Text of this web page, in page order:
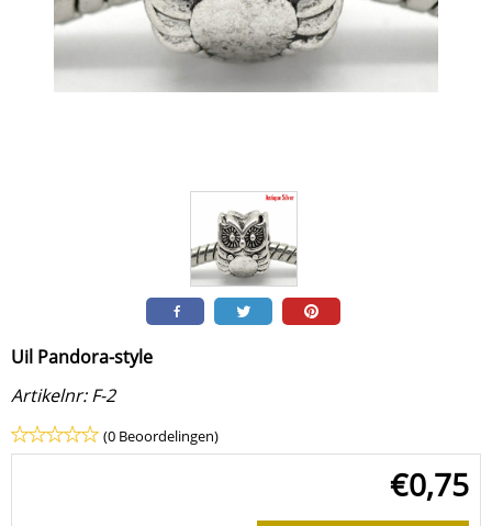
Uil Pandora-style
Artikelnr: F-2
(0 Beoordelingen)
€0,75